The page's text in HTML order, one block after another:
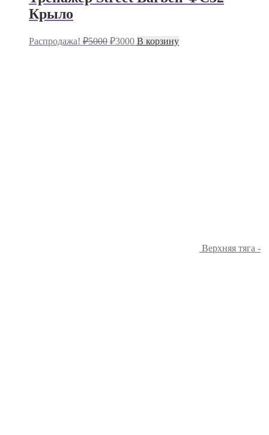
Крыло
Распродажа! ₽5000 Первоначальная
₽3000Текущая
цена:
В корзину
Верхняя тяга -